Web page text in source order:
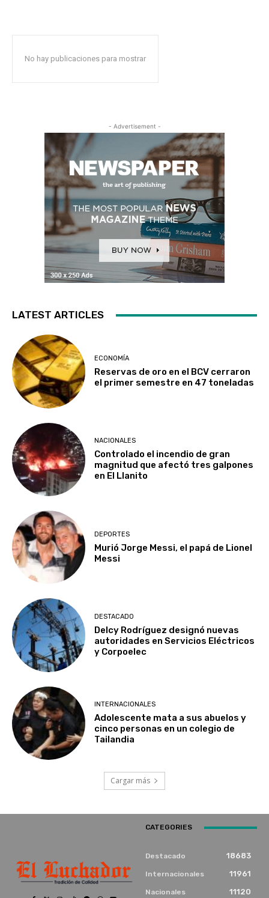
No hay publicaciones para mostrar
- Advertisement -
LATEST ARTICLES
ECONOMÍA
Reservas de oro en el BCV cerraron
el primer semestre en 47 toneladas
NACIONALES
Controlado el incendio de gran
magnitud que afectó tres galpones
en El Llanito
DEPORTES
Murió Jorge Messi, el papá de Lionel
Messi
DESTACADO
Delcy Rodríguez designó nuevas
autoridades en Servicios Eléctricos
y Corpoelec
INTERNACIONALES
Adolescente mata a sus abuelos y
cinco personas en un colegio de
Tailandia
Cargar más
CATEGORIES
Destacado 18683
Internacionales 11961
Nacionales 11120